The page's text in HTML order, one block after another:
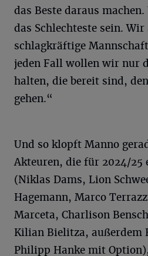
das Beste daraus
das Schlechteste sein.
schlagkräftige
jeden Fall wollen wir nur
halten, die bereit sind,
gehen.“
Und so klopft Manno
Akteuren, die für 2024/25
(Niklas Dams, Lion
Hagemann, Marco
Marceta, Charlison
Kilian Bielitza, außerdem
Philipp Hanke mit